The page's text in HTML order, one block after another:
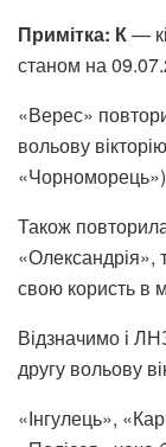
Примітка: К—
станом на
«Верес»
вольову
Також
«Олександрія»,
свою користь в
Відзначимо і
другу вольову
«Інгулець»,